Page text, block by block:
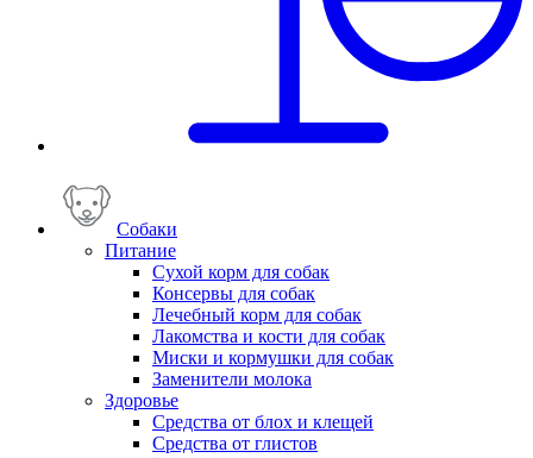
Собаки
Питание
Сухой корм для собак
Консервы для собак
Лечебный корм для собак
Лакомства и кости для собак
Миски и кормушки для собак
Заменители молока
Здоровье
Средства от блох и клещей
Средства от глистов